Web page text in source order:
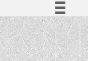
Simplifique!
Comunica BR
Participe